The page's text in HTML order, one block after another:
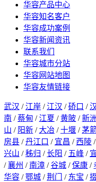
华容产品中心
华容知名客户
华容成功案例
华容新闻资讯
联系我们
华容城市分站
华容网站地图
华容友情链接
武汉 / 江岸 / 江汉 /硚口 /
南 /蔡甸 / 江夏 /黄陂 /新洲
山 / 阳新 / 大冶 /十堰 /茅
房县 /丹江口 / 宜昌 / 西陵 /
兴山 /秭归 /长阳 / 五峰 /
/襄州 / 南漳 /谷城 /保康 /
华容 /鄂城 /荆门 / 东宝 /